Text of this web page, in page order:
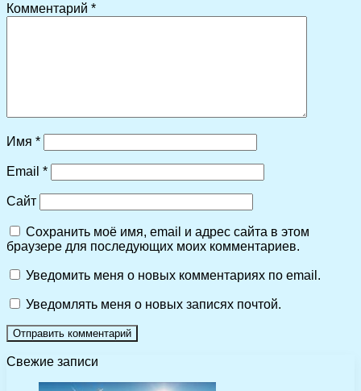
Комментарий *
Имя *
Email *
Сайт
Сохранить моё имя, email и адрес сайта в этом
браузере для последующих моих комментариев.
Уведомить меня о новых комментариях по email.
Уведомлять меня о новых записях почтой.
Свежие записи